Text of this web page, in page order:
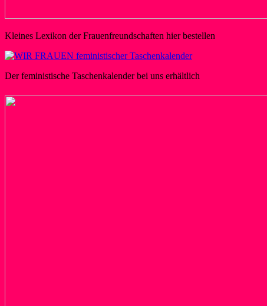
Kleines Lexikon der Frauenfreundschaften hier bestellen
Der feministische Taschenkalender bei uns erhältlich